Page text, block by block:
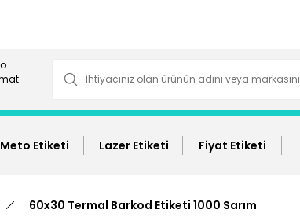
Meto Etiketi Lazer Etiketi Fiyat Etiketi
60x30 Termal Barkod Etiketi 1000 Sarım